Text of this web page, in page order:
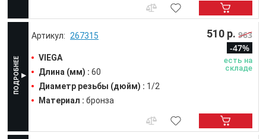
267315
VIEGA
Длина (мм) : 60
Диаметр резьбы (дюйм) : 1/2
Материал : бронза
510 р. 963
-47%
есть на
складе